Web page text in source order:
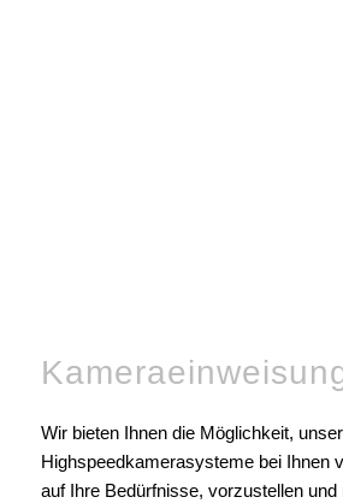
Wir bieten Ihnen die Möglichkeit,
Highspeedkamerasysteme bei Ihnen
auf Ihre Bedürfnisse, vorzustellen und